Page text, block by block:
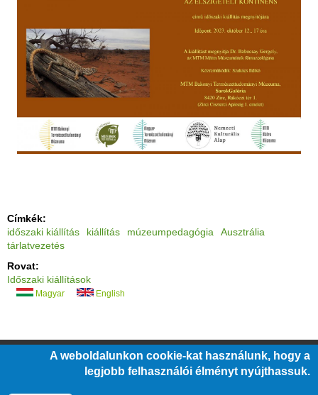
Címkék:
időszaki kiállítás
kiállítás múzeumpedagógia
Ausztrália
tárlatvezetés
Rovat:
Időszaki kiállítások
Magyar English
ÁLLÁSOK/ÜVEGZSEB /KÖZÉRDEKŰ ADATOK/
/ PÁLYÁZATOK/ JOGI NYILATKOZATOK/
A weboldalunkon cookie-kat használunk, hogy a
legjobb felhasználói élményt nyújthassuk.